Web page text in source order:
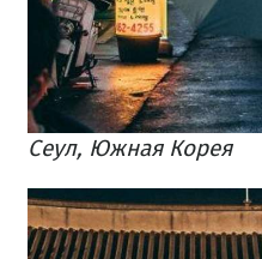
Сеул, Южная Корея